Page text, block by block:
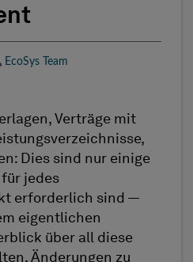
Author
EcoSys Team
Verträge mit
Dies sind nur einige
jedes
erforderlich sind —
eigentlichen
über all diese
Änderungen zu